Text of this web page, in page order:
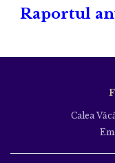
Raportul
Calea